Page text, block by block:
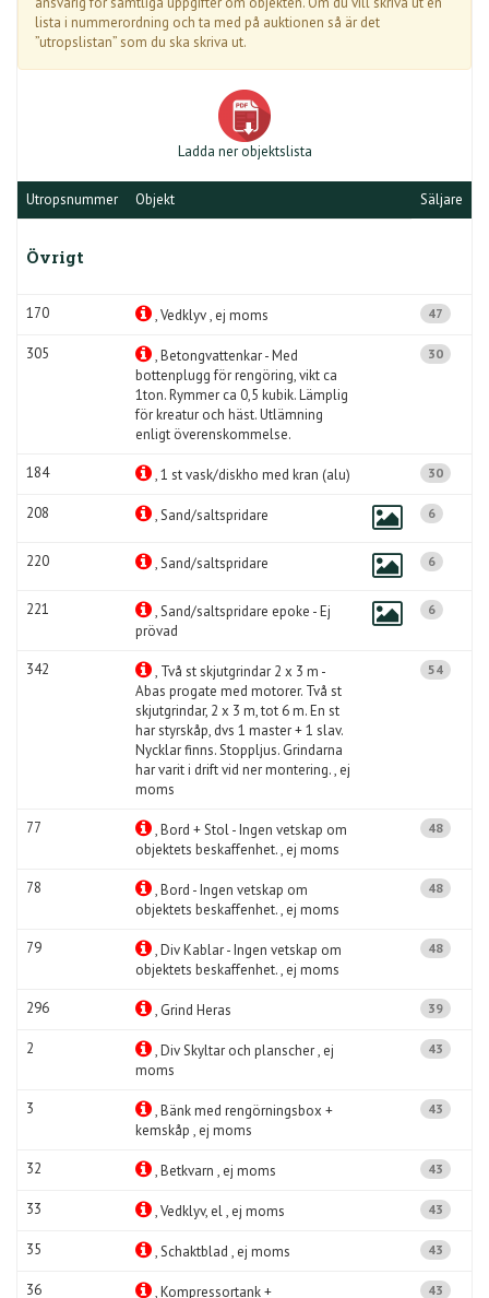
lista i nummerordning och ta med på auktionen så är det
”utropslistan” som du ska skriva ut.
Ladda ner objektslista
Utropsnummer Objekt Säljare
Övrigt
170 , Vedklyv , ej moms 47
305
, Betongvattenkar - Med
bottenplugg för rengöring, vikt ca
1ton. Rymmer ca 0,5 kubik. Lämplig
för kreatur och häst. Utlämning
enligt överenskommelse.
30
184 , 1 st vask/diskho med kran (alu) 30
208 , Sand/saltspridare 6
220 , Sand/saltspridare 6
221
, Sand/saltspridare epoke - Ej
prövad
6
342
, Två st skjutgrindar 2 x 3 m -
Abas progate med motorer. Två st
skjutgrindar, 2 x 3 m, tot 6 m. En st
har styrskåp, dvs 1 master + 1 slav.
Nycklar finns. Stoppljus. Grindarna
har varit i drift vid ner montering. , ej
moms
54
77
, Bord + Stol - Ingen vetskap om
objektets beskaffenhet. , ej moms
48
78
, Bord - Ingen vetskap om
objektets beskaffenhet. , ej moms
48
79
, Div Kablar - Ingen vetskap om
objektets beskaffenhet. , ej moms
48
296 , Grind Heras 39
2
, Div Skyltar och planscher , ej
moms
43
3
, Bänk med rengörningsbox +
kemskåp , ej moms
43
32 , Betkvarn , ej moms 43
33 , Vedklyv, el , ej moms 43
35 , Schaktblad , ej moms 43
36
, Kompressortank +
43